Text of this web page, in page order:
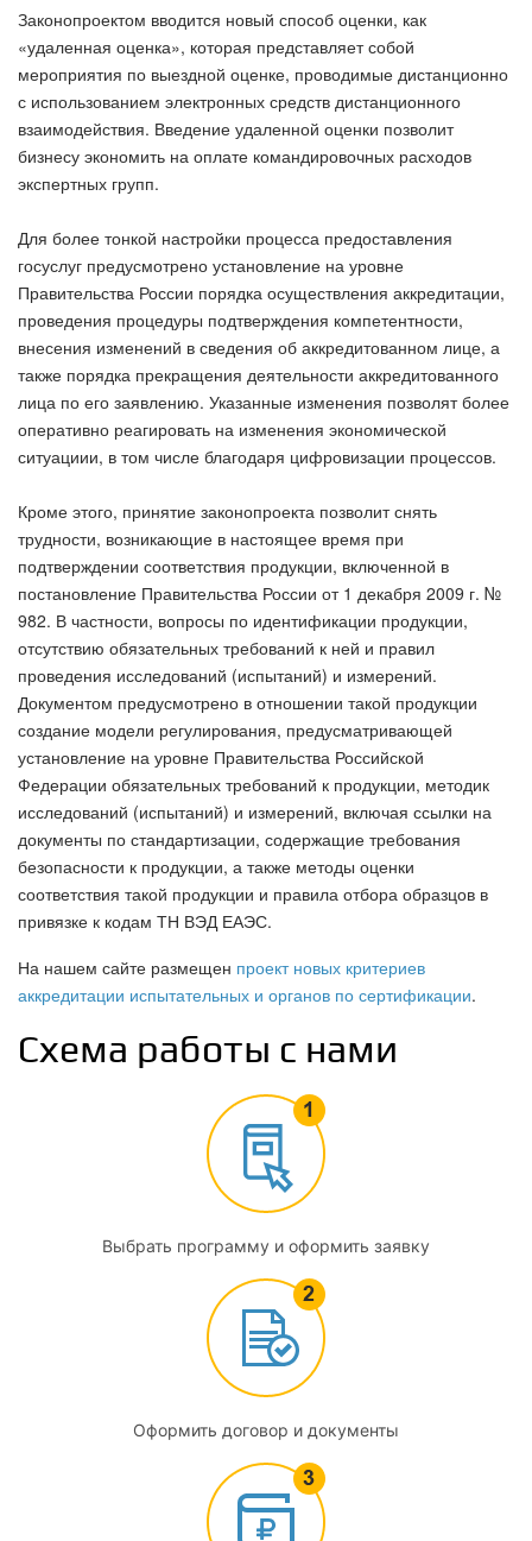
Законопроектом вводится новый способ оценки, как
«удаленная оценка», которая представляет собой
мероприятия по выездной оценке, проводимые дистанционно
с использованием электронных средств дистанционного
взаимодействия. Введение удаленной оценки позволит
бизнесу экономить на оплате командировочных расходов
экспертных групп.
Для более тонкой настройки процесса предоставления
госуслуг предусмотрено установление на уровне
Правительства России порядка осуществления аккредитации,
проведения процедуры подтверждения компетентности,
внесения изменений в сведения об аккредитованном лице, а
также порядка прекращения деятельности аккредитованного
лица по его заявлению. Указанные изменения позволят более
оперативно реагировать на изменения экономической
ситуациии, в том числе благодаря цифровизации процессов.
Кроме этого, принятие законопроекта позволит снять
трудности, возникающие в настоящее время при
подтверждении соответствия продукции, включенной в
постановление Правительства России от 1 декабря 2009 г. №
982. В частности, вопросы по идентификации продукции,
отсутствию обязательных требований к ней и правил
проведения исследований (испытаний) и измерений.
Документом предусмотрено в отношении такой продукции
создание модели регулирования, предусматривающей
установление на уровне Правительства Российской
Федерации обязательных требований к продукции, методик
исследований (испытаний) и измерений, включая ссылки на
документы по стандартизации, содержащие требования
безопасности к продукции, а также методы оценки
соответствия такой продукции и правила отбора образцов в
привязке к кодам ТН ВЭД ЕАЭС.
На нашем сайте размещен проект новых критериев
аккредитации испытательных и органов по сертификации.
Схема работы с нами
Выбрать программу и оформить заявку
Оформить договор и документы